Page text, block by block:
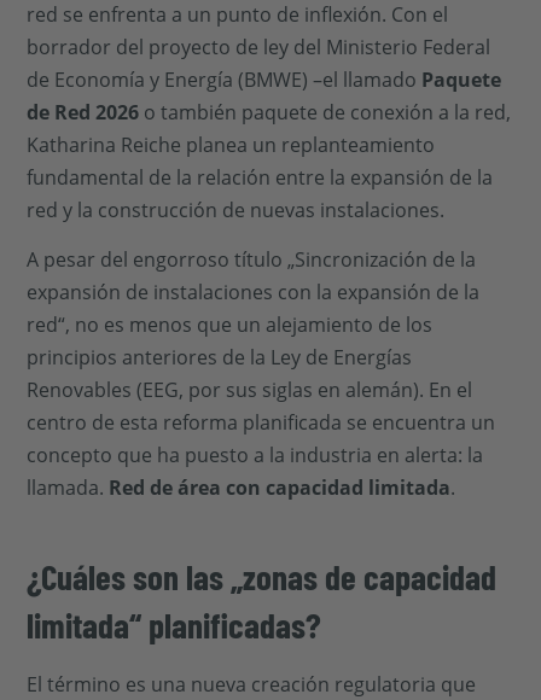
red se enfrenta a un punto de inflexión. Con el
borrador del proyecto de ley del Ministerio Federal
de Economía y Energía (BMWE) –el llamado Paquete
de Red 2026 o también paquete de conexión a la red,
Katharina Reiche planea un replanteamiento
fundamental de la relación entre la expansión de la
red y la construcción de nuevas instalaciones.
A pesar del engorroso título „Sincronización de la
expansión de instalaciones con la expansión de la
red“, no es menos que un alejamiento de los
principios anteriores de la Ley de Energías
Renovables (EEG, por sus siglas en alemán). En el
centro de esta reforma planificada se encuentra un
concepto que ha puesto a la industria en alerta: la
llamada. Red de área con capacidad limitada.
¿Cuáles son las „zonas de capacidad
limitada“ planificadas?
El término es una nueva creación regulatoria que